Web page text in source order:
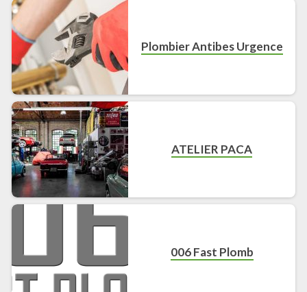
Plombier Antibes Urgence
ATELIER PACA
006 Fast Plomb